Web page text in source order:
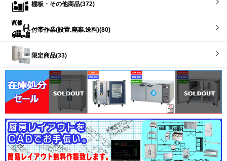
棚板・その他商品(372)
付帯作業(設置.廃棄.送料)(80)
限定商品(33)